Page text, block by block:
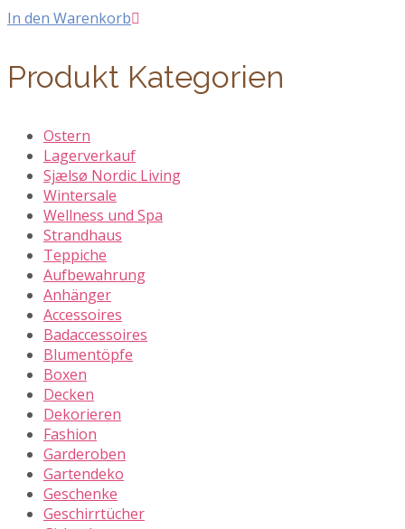
In den Warenkorb
Produkt Kategorien
Ostern
Lagerverkauf
Sjælsø Nordic Living
Wintersale
Wellness und Spa
Strandhaus
Teppiche
Aufbewahrung
Anhänger
Accessoires
Badaccessoires
Blumentöpfe
Boxen
Decken
Dekorieren
Fashion
Garderoben
Gartendeko
Geschenke
Geschirrtücher